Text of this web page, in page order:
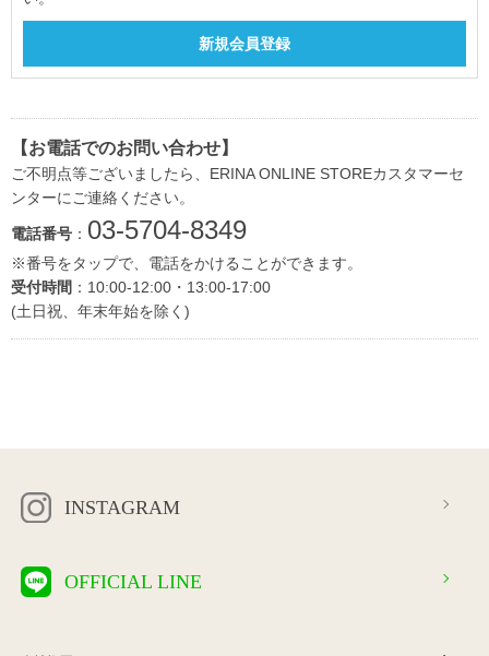
【お電話でのお問い合わせ】
ご不明点等ございましたら、ERINA ONLINE STOREカスタマーセ
ンターにご連絡ください。
電話番号 ： 03-5704-8349
※番号をタップで、電話をかけることができます。
受付時間 ：10:00-12:00・13:00-17:00
(土日祝、年末年始を除く)
INSTAGRAM
OFFICIAL LINE